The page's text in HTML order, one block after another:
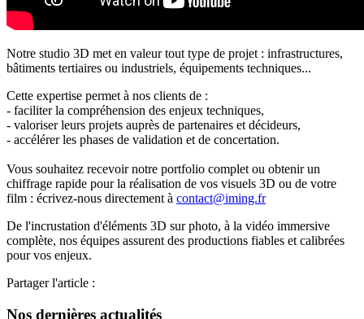
Notre studio 3D met en valeur tout type de projet : infrastructures,
bâtiments tertiaires ou industriels, équipements techniques...
Cette expertise permet à nos clients de :
- faciliter la compréhension des enjeux techniques,
- valoriser leurs projets auprès de partenaires et décideurs,
- accélérer les phases de validation et de concertation.
Vous souhaitez recevoir notre portfolio complet ou obtenir un
chiffrage rapide pour la réalisation de vos visuels 3D ou de votre
film : écrivez-nous directement à contact@iming.fr
De l'incrustation d'éléments 3D sur photo, à la vidéo immersive
complète, nos équipes assurent des productions fiables et calibrées
pour vos enjeux.
Partager l'article :
Nos dernières actualités